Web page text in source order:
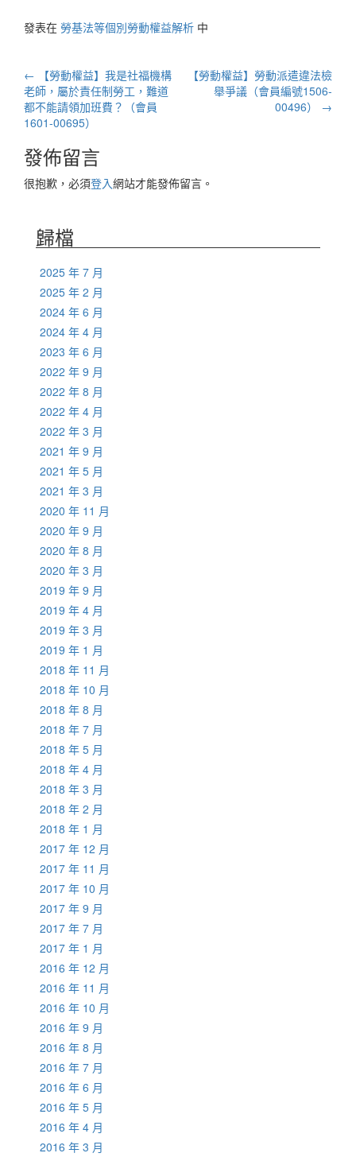
發表在 勞基法等個別勞動權益解析 中
文
章
導
列
← 【勞動權益】我是社福機構
老師，屬於責任制勞工，難道
都不能請領加班費？（會員
1601-00695）
【勞動權益】勞動派遣違法檢
舉爭議（會員編號1506-
00496） →
發佈留言
很抱歉，必須登入網站才能發佈留言。
歸檔
2025 年 7 月
2025 年 2 月
2024 年 6 月
2024 年 4 月
2023 年 6 月
2022 年 9 月
2022 年 8 月
2022 年 4 月
2022 年 3 月
2021 年 9 月
2021 年 5 月
2021 年 3 月
2020 年 11 月
2020 年 9 月
2020 年 8 月
2020 年 3 月
2019 年 9 月
2019 年 4 月
2019 年 3 月
2019 年 1 月
2018 年 11 月
2018 年 10 月
2018 年 8 月
2018 年 7 月
2018 年 5 月
2018 年 4 月
2018 年 3 月
2018 年 2 月
2018 年 1 月
2017 年 12 月
2017 年 11 月
2017 年 10 月
2017 年 9 月
2017 年 7 月
2017 年 1 月
2016 年 12 月
2016 年 11 月
2016 年 10 月
2016 年 9 月
2016 年 8 月
2016 年 7 月
2016 年 6 月
2016 年 5 月
2016 年 4 月
2016 年 3 月